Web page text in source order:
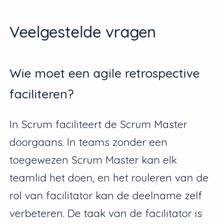
Veelgestelde vragen
Wie moet een agile retrospective
faciliteren?
In Scrum faciliteert de Scrum Master
doorgaans. In teams zonder een
toegewezen Scrum Master kan elk
teamlid het doen, en het rouleren van de
rol van facilitator kan de deelname zelf
verbeteren. De taak van de facilitator is